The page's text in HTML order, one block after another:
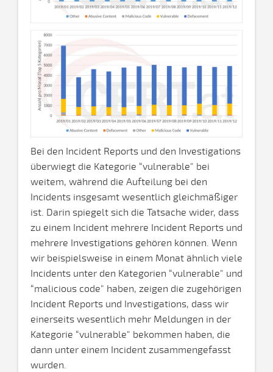
Bei den Incident Reports und den Investigations
überwiegt die Kategorie “vulnerable" bei
weitem, während die Aufteilung bei den
Incidents insgesamt wesentlich gleichmäßiger
ist. Darin spiegelt sich die Tatsache wider, dass
zu einem Incident mehrere Incident Reports und
mehrere Investigations gehören können. Wenn
wir beispielsweise in einem Monat ähnlich viele
Incidents unter den Kategorien “vulnerable" und
“malicious code" haben, zeigen die zugehörigen
Incident Reports und Investigations, dass wir
einerseits wesentlich mehr Meldungen in der
Kategorie “vulnerable" bekommen haben, die
dann unter einem Incident zusammengefasst
wurden.